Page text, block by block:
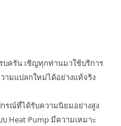
ครัน เชิญทุกท่านมาใช้บริการ
มแปลกใหม่ได้อย่างแท้จริง
รณ์ที่ได้รับความนิยมอย่างสูง
Heat Pump มีความเหมาะ